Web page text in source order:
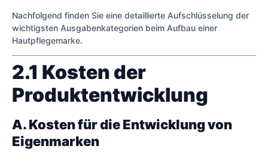
Nachfolgend finden Sie eine detaillierte Aufschlüsselung der
wichtigsten Ausgabenkategorien beim Aufbau einer
Hautpflegemarke.
2.1 Kosten der
Produktentwicklung
A. Kosten für die Entwicklung von
Eigenmarken